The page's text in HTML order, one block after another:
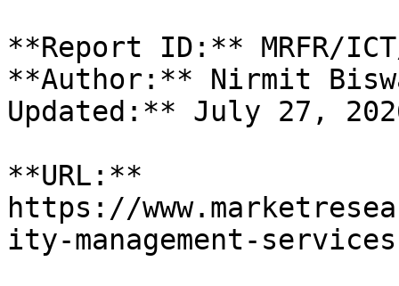
**Report ID:** MRFR/
**Author:** Nirmit
Updated:** July 27,
**URL:**
https://
ity-management-